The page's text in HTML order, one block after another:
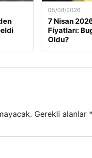
05/08/2026
7 Nisan
Fiyatları:
Oldu?
Gerekli alanlar *